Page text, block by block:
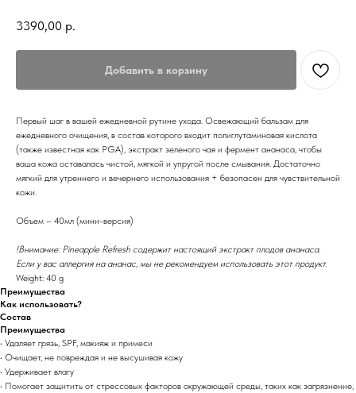
3390,00 р.
Добавить в корзину
Первый шаг в вашей ежедневной рутине ухода. Освежающий бальзам для
ежедневного очищения, в состав которого входит полиглутаминовая кислота
(также известная как PGA), экстракт зеленого чая и фермент ананаса, чтобы
ваша кожа оставалась чистой, мягкой и упругой после смывания. Достаточно
мягкий для утреннего и вечернего использования + безопасен для чувствительной
кожи.
Объем – 40мл (мини-версия)
!Внимание: Pineapple Refresh содержит настоящий экстракт плодов ананаса.
Если у вас аллергия на ананас, мы не рекомендуем использовать этот продукт.
Weight: 40 g
Преимущества
Как использовать?
Состав
Преимущества
• Удаляет грязь, SPF, макияж и примеси
• Очищает, не повреждая и не высушивая кожу
• Удерживает влагу
• Помогает защитить от стрессовых факторов окружающей среды, таких как загрязнение,